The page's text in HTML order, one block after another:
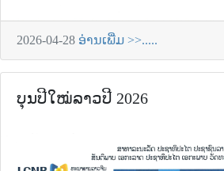
2026-04-28 ອ່ານເພີ່ມ >>.....
ບຸນປີໃໝ່ລາວປີ 2026